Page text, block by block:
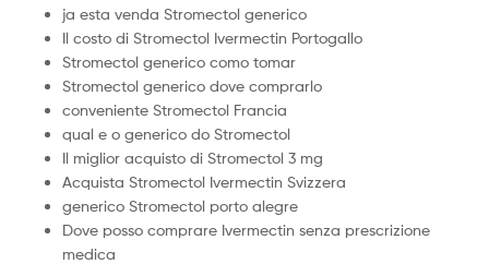
ja esta venda Stromectol generico
Il costo di Stromectol Ivermectin Portogallo
Stromectol generico como tomar
Stromectol generico dove comprarlo
conveniente Stromectol Francia
qual e o generico do Stromectol
Il miglior acquisto di Stromectol 3 mg
Acquista Stromectol Ivermectin Svizzera
generico Stromectol porto alegre
Dove posso comprare Ivermectin senza prescrizione
medica